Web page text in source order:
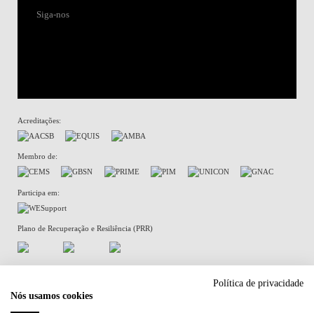
Siga-nos
Acreditações:
Membro de:
Participa em:
Plano de Recuperação e Resiliência (PRR)
Política de Privacidade Política de Cookies
Política de privacidade
Nós usamos cookies